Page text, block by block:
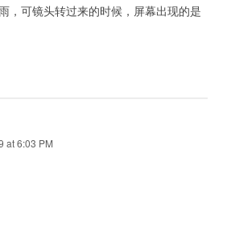
，可镜头转过来的时候，屏幕出现的是
at 6:03 PM